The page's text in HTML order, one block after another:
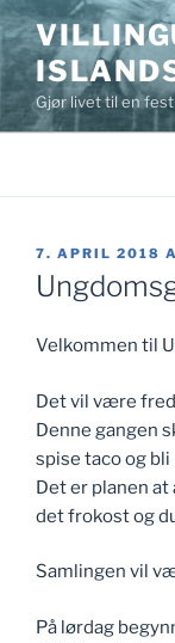
Gå
til
innhold
Gjør livet til en
PUBLISERT
7. APRIL 2018
Velkommen til
Det vil være
Denne gangen
spise taco og
Det er planen
det frokost og
Samlingen vil
På lørdag